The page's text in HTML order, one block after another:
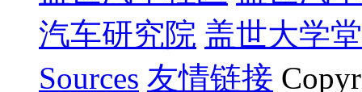
汽车研究院 盖世大学堂
Sources 友情链接